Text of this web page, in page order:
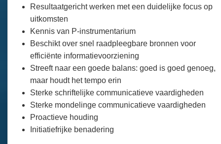
Resultaatgericht werken met een duidelijke focus op
uitkomsten
Kennis van P-instrumentarium
Beschikt over snel raadpleegbare bronnen voor
efficiënte informatievoorziening
Streeft naar een goede balans: goed is goed genoeg,
maar houdt het tempo erin
Sterke schriftelijke communicatieve vaardigheden
Sterke mondelinge communicatieve vaardigheden
Proactieve houding
Initiatiefrijke benadering